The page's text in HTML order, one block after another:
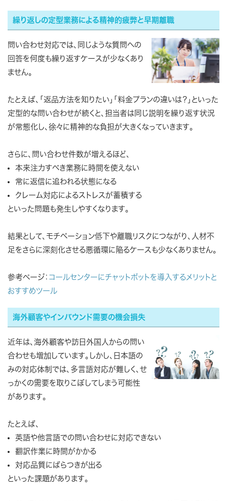
繰り返しの定型業務による精神的疲弊と早期離職
問い合わせ対応では、同じような質問への
回答を何度も繰り返すケースが少なくあり
ません。
たとえば、「返品方法を知りたい」「料金プランの違いは？」といった
定型的な問い合わせが続くと、担当者は同じ説明を繰り返す状況
が常態化し、徐々に精神的な負担が大きくなっていきます。
さらに、問い合わせ件数が増えるほど、
本来注力すべき業務に時間を使えない
常に返信に追われる状態になる
クレーム対応によるストレスが蓄積する
といった問題も発生しやすくなります。
結果として、モチベーション低下や離職リスクにつながり、人材不
足をさらに深刻化させる悪循環に陥るケースも少なくありません。
参考ページ： コールセンターにチャットボットを導入するメリットと
おすすめツール
海外顧客やインバウンド需要の機会損失
近年は、海外顧客や訪日外国人からの問い
合わせも増加しています。しかし、日本語の
みの対応体制では、多言語対応が難しく、せ
っかくの需要を取りこぼしてしまう可能性
があります。
たとえば、
英語や他言語での問い合わせに対応できない
翻訳作業に時間がかかる
対応品質にばらつきが出る
といった課題があります。